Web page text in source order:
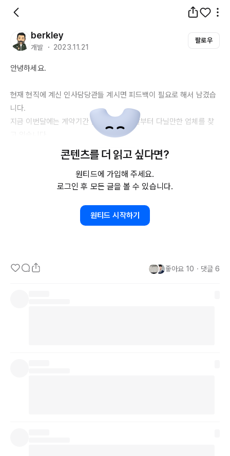
berkley
개발 ・ 2023.11.21
팔로우
안녕하세요.
현재 현직에 계신 인사담당관들 계시면 피드백이 필요로 해서 남겼습
니다.
지금 이번달에는 계약기간 만료되고 다음달부터 다닐만한 업체를 찾
제가 최근 경력으로는 프리랜서로 경력으로 가지고 있는데 매번 계약
따내는 것도 일이고 이에 지쳐 현재는 프리랜서 그만하고 정규직으로
다시 입사를 하고 싶은 상태입니다
저는 개발자이며, 개발 실력은 연차에 비해서 뒤쳐지지 않는 편이지
고자 하실 때의 대한 바라보는 관점이 무엇이며, 반응에 대해서 궁금
한데 현직자 인사담당자분께서 피드백 주신다면 감사하겠습니다.
콘텐츠를 더 읽고 싶다면?
원티드에 가입해 주세요.
로그인 후 모든 글을 볼 수 있습니다.
원티드 시작하기
좋아요 10 ・ 댓글 6